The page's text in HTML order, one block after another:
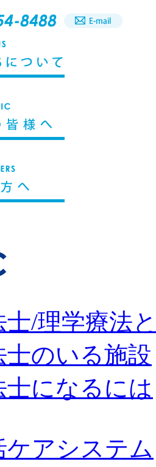
士/理学療法
士のいる施設
士になるには
ケアシステム